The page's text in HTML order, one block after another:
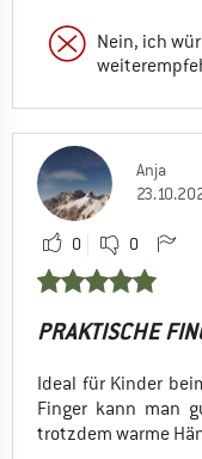
Nein, ich
Anja
0 0
PRAKTISCHE
Ideal für Kinder
Finger kann man
trotzdem warme